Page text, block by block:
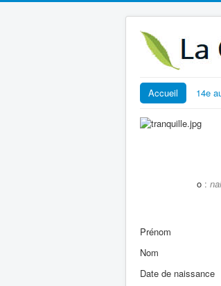
Accueil 14e
o :
Prénom
Nom
Date de naissance